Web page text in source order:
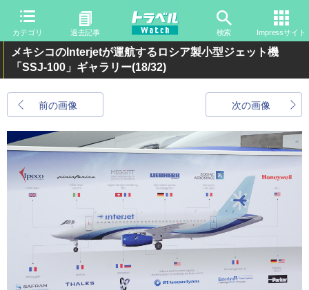
カテゴリ 過去記事 検索 Impressサイト
メキシコのInterjetが運航するロシア製小型ジェット機
「SSJ-100」ギャラリー(18/32)
前の画像 次の画像